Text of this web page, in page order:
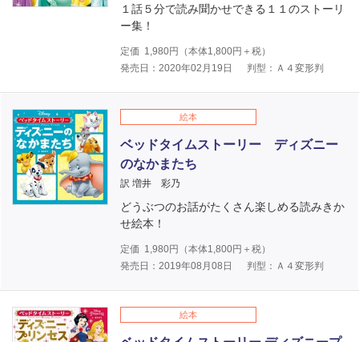
１話５分で読み聞かせできる１１のストーリ
ー集！
定価 1,980円（本体1,800円＋税）
発売日：2020年02月19日
判型：Ａ４変形判
絵本
ベッドタイムストーリー ディズニー
のなかまたち
訳 増井 彩乃
どうぶつのお話がたくさん楽しめる読みきか
せ絵本！
定価 1,980円（本体1,800円＋税）
発売日：2019年08月08日
判型：Ａ４変形判
絵本